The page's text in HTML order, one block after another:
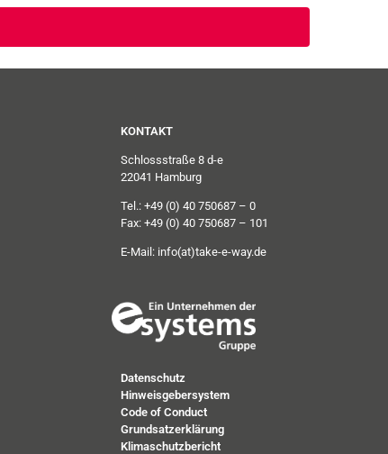
KONTAKT
Schlossstraße 8 d-e
22041 Hamburg
Tel.: +49 (0) 40 750687 – 0
Fax: +49 (0) 40 750687 – 101
E-Mail: info(at)take-e-way.de
Datenschutz
Hinweisgebersystem
Code of Conduct
Grundsatzerklärung
Klimaschutzbericht